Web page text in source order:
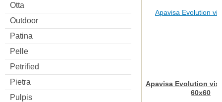
Otta
Outdoor
Patina
Pelle
Petrified
Pietra
Pulpis
Apavisa Evolution
60x60